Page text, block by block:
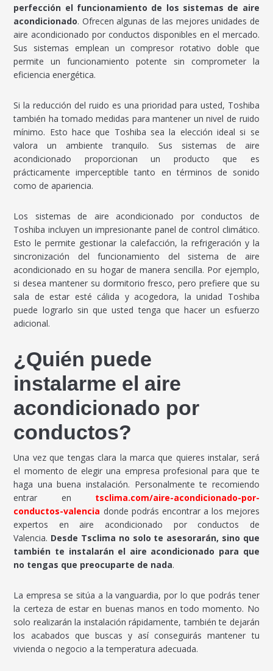
perfección el funcionamiento de los sistemas de aire
acondicionado. Ofrecen algunas de las mejores unidades de
aire acondicionado por conductos disponibles en el mercado.
Sus sistemas emplean un compresor rotativo doble que
permite un funcionamiento potente sin comprometer la
eficiencia energética.
Si la reducción del ruido es una prioridad para usted, Toshiba
también ha tomado medidas para mantener un nivel de ruido
mínimo. Esto hace que Toshiba sea la elección ideal si se
valora un ambiente tranquilo. Sus sistemas de aire
acondicionado proporcionan un producto que es
prácticamente imperceptible tanto en términos de sonido
como de apariencia.
Los sistemas de aire acondicionado por conductos de
Toshiba incluyen un impresionante panel de control climático.
Esto le permite gestionar la calefacción, la refrigeración y la
sincronización del funcionamiento del sistema de aire
acondicionado en su hogar de manera sencilla. Por ejemplo,
si desea mantener su dormitorio fresco, pero prefiere que su
sala de estar esté cálida y acogedora, la unidad Toshiba
puede lograrlo sin que usted tenga que hacer un esfuerzo
adicional.
¿Quién puede
instalarme el aire
acondicionado por
conductos?
Una vez que tengas clara la marca que quieres instalar, será
el momento de elegir una empresa profesional para que te
haga una buena instalación. Personalmente te recomiendo
entrar en tsclima.com/aire-acondicionado-por-
conductos-valencia donde podrás encontrar a los mejores
expertos en aire acondicionado por conductos de
Valencia. Desde Tsclima no solo te asesorarán, sino que
también te instalarán el aire acondicionado para que
no tengas que preocuparte de nada.
La empresa se sitúa a la vanguardia, por lo que podrás tener
la certeza de estar en buenas manos en todo momento. No
solo realizarán la instalación rápidamente, también te dejarán
los acabados que buscas y así conseguirás mantener tu
vivienda o negocio a la temperatura adecuada.